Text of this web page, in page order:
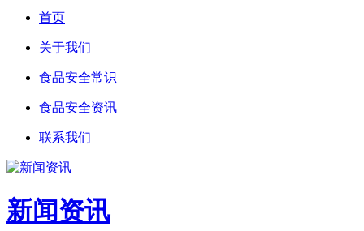
首页
关于我们
食品安全常识
食品安全资讯
联系我们
新闻资讯